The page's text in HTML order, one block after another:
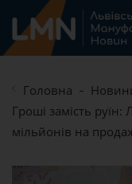
Головна
Гроші замість
мільйонів на